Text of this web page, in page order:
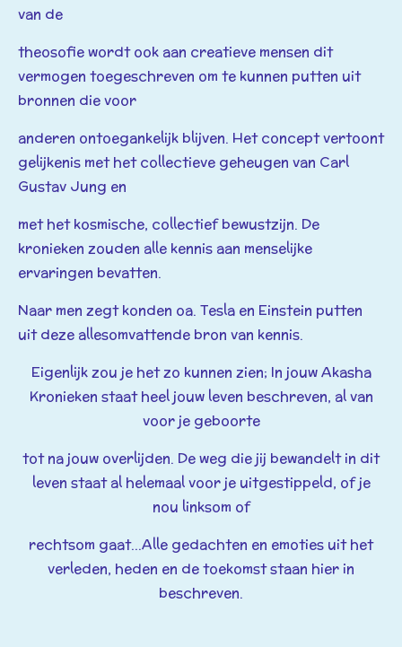
van de
theosofie wordt ook aan creatieve mensen dit
vermogen toegeschreven om te kunnen putten uit
bronnen die voor
anderen ontoegankelijk blijven. Het concept vertoont
gelijkenis met het collectieve geheugen van Carl
Gustav Jung en
met het kosmische, collectief bewustzijn. De
kronieken zouden alle kennis aan menselijke
ervaringen bevatten.
Naar men zegt konden oa. Tesla en Einstein putten
uit deze allesomvattende bron van kennis.
Eigenlijk zou je het zo kunnen zien; In jouw Akasha
Kronieken staat heel jouw leven beschreven, al van
voor je geboorte
tot na jouw overlijden. De weg die jij bewandelt in dit
leven staat al helemaal voor je uitgestippeld, of je
nou linksom of
rechtsom gaat...Alle gedachten en emoties uit het
verleden, heden en de toekomst staan hier in
beschreven.